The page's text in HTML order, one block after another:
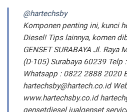
@hartechsby
Komponen penting ini, kunci
Diesel! Tips lainnya, komen
GENSET SURABAYA Jl. Raya
(D-105) Surabaya 60239 Telp
Whatsapp : 0822 2888 2020
hartechsby@hartech.co.id
www.hartechsby.co.id
gensetdiesel jualgenset